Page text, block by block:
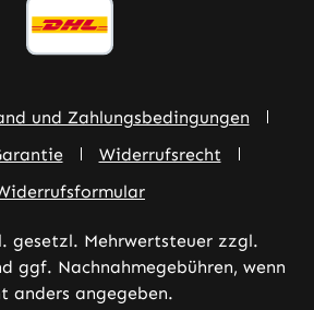
und Zahlungsbedingungen
Widerrufsrecht
gesetzl. Mehrwertsteuer zzgl.
ggf. Nachnahmegebühren, wenn
anders angegeben.